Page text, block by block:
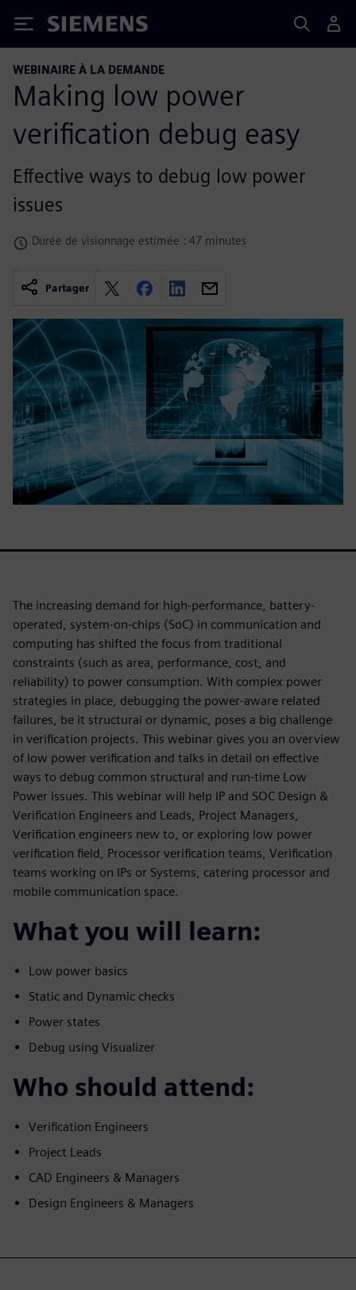
Siemens
WEBINAIRE À LA DEMANDE
Making low power
verification debug easy
Effective ways to debug low power
issues
Durée de visionnage estimée : 47 minutes
Partager
The increasing demand for high-performance, battery-
operated, system-on-chips (SoC) in communication and
computing has shifted the focus from traditional
constraints (such as area, performance, cost, and
reliability) to power consumption. With complex power
strategies in place, debugging the power-aware related
failures, be it structural or dynamic, poses a big challenge
in verification projects. This webinar gives you an overview
of low power verification and talks in detail on effective
ways to debug common structural and run-time Low
Power issues. This webinar will help IP and SOC Design &
Verification Engineers and Leads, Project Managers,
Verification engineers new to, or exploring low power
verification field, Processor verification teams, Verification
teams working on IPs or Systems, catering processor and
mobile communication space.
What you will learn:
Low power basics
Static and Dynamic checks
Power states
Debug using Visualizer
Who should attend:
Verification Engineers
Project Leads
CAD Engineers & Managers
Design Engineers & Managers